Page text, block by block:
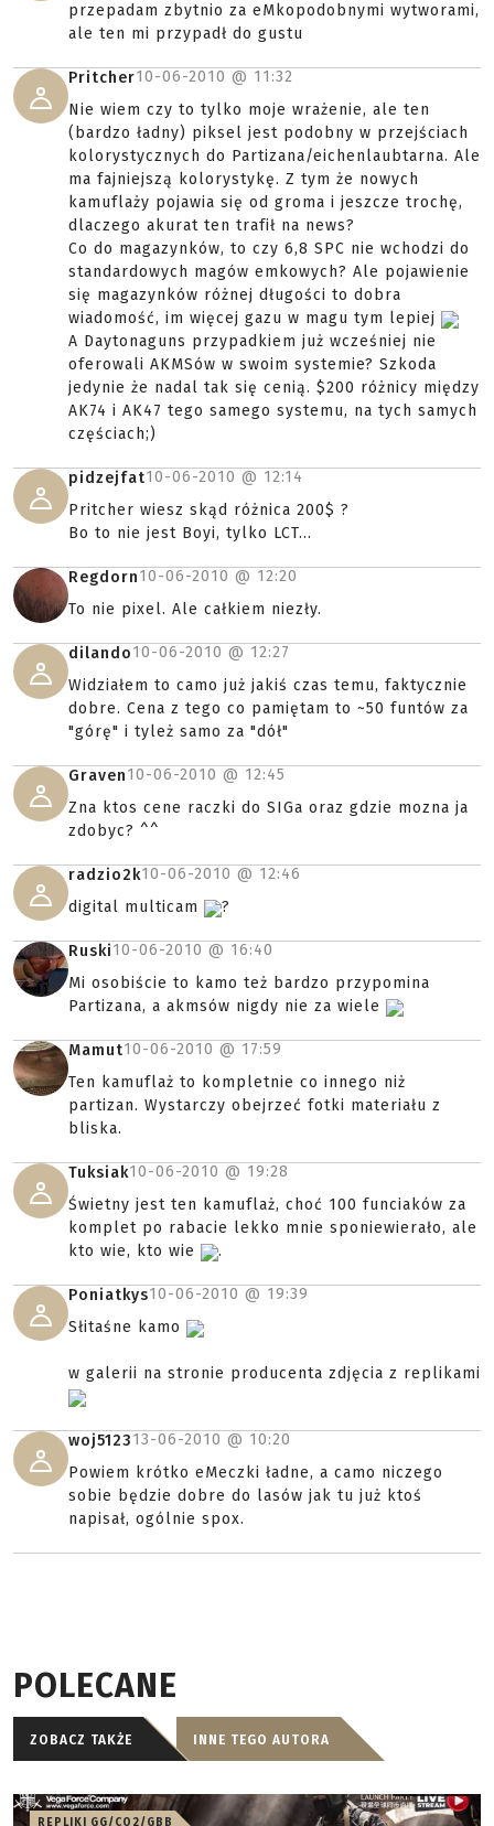
przepadam zbytnio za eMkopodobnymi wytworami,
ale ten mi przypadł do gustu
Pritcher10-06-2010 @ 11:32
Nie wiem czy to tylko moje wrażenie, ale ten
(bardzo ładny) piksel jest podobny w przejściach
kolorystycznych do Partizana/eichenlaubtarna. Ale
ma fajniejszą kolorystykę. Z tym że nowych
kamuflaży pojawia się od groma i jeszcze trochę,
dlaczego akurat ten trafił na news?
Co do magazynków, to czy 6,8 SPC nie wchodzi do
standardowych magów emkowych? Ale pojawienie
się magazynków różnej długości to dobra
wiadomość, im więcej gazu w magu tym lepiej
A Daytonaguns przypadkiem już wcześniej nie
oferowali AKMSów w swoim systemie? Szkoda
jedynie że nadal tak się cenią. $200 różnicy między
AK74 i AK47 tego samego systemu, na tych samych
częściach;)
pidzejfat10-06-2010 @ 12:14
Pritcher wiesz skąd różnica 200$ ?
Bo to nie jest Boyi, tylko LCT...
Regdorn10-06-2010 @ 12:20
To nie pixel. Ale całkiem niezły.
dilando10-06-2010 @ 12:27
Widziałem to camo już jakiś czas temu, faktycznie
dobre. Cena z tego co pamiętam to ~50 funtów za
"górę" i tyleż samo za "dół"
Graven10-06-2010 @ 12:45
Zna ktos cene raczki do SIGa oraz gdzie mozna ja
zdobyc? ^^
radzio2k10-06-2010 @ 12:46
digital multicam
?
Ruski10-06-2010 @ 16:40
Mi osobiście to kamo też bardzo przypomina
Partizana, a akmsów nigdy nie za wiele
Mamut10-06-2010 @ 17:59
Ten kamuflaż to kompletnie co innego niż
partizan. Wystarczy obejrzeć fotki materiału z
bliska.
Tuksiak10-06-2010 @ 19:28
Świetny jest ten kamuflaż, choć 100 funciaków za
komplet po rabacie lekko mnie sponiewierało, ale
kto wie, kto wie
.
Poniatkys10-06-2010 @ 19:39
Słitaśne kamo
w galerii na stronie producenta zdjęcia z replikami
woj512313-06-2010 @ 10:20
Powiem krótko eMeczki ładne, a camo niczego
sobie będzie dobre do lasów jak tu już ktoś
napisał, ogólnie spox.
POLECANE
ZOBACZ TAKŻE INNE TEGO AUTORA
REPLIKI GG/CO2/GBB